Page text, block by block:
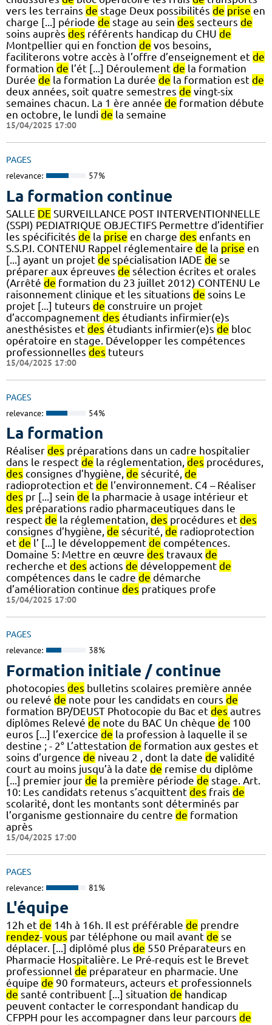
vers les terrains de stage Deux possibilités de prise en
charge [...] période de stage au sein des secteurs de
soins auprès des référents handicap du CHU de
Montpellier qui en fonction de vos besoins,
faciliterons votre accès à l’offre d’enseignement et de
formation de l’ét [...] Déroulement de la formation
Durée de la formation La durée de la formation est de
deux années, soit quatre semestres de vingt-six
semaines chacun. La 1 ère année de formation débute
en octobre, le lundi de la semaine
15/04/2025 17:00
PAGES
relevance: 57%
La formation continue
SALLE DE SURVEILLANCE POST INTERVENTIONNELLE
(SSPI) PEDIATRIQUE OBJECTIFS Permettre d’identifier
les spécificités de la prise en charge des enfants en
S.S.P.I. CONTENU Rappel réglementaire de la prise en
[...] ayant un projet de spécialisation IADE de se
préparer aux épreuves de sélection écrites et orales
(Arrêté de formation du 23 juillet 2012) CONTENU Le
raisonnement clinique et les situations de soins Le
projet [...] tuteurs de construire un projet
d’accompagnement des étudiants infirmier(e)s
anesthésistes et des étudiants infirmier(e)s de bloc
opératoire en stage. Développer les compétences
professionnelles des tuteurs
15/04/2025 17:00
PAGES
relevance: 54%
La formation
Réaliser des préparations dans un cadre hospitalier
dans le respect de la réglementation, des procédures,
des consignes d’hygiène, de sécurité, de
radioprotection et de l’environnement. C4 – Réaliser
des pr [...] sein de la pharmacie à usage intérieur et
des préparations radio pharmaceutiques dans le
respect de la réglementation, des procédures et des
consignes d’hygiène, de sécurité, de radioprotection
et de l’ [...] le développement de compétences.
Domaine 5: Mettre en œuvre des travaux de
recherche et des actions de développement de
compétences dans le cadre de démarche
d’amélioration continue des pratiques profe
15/04/2025 17:00
PAGES
relevance: 38%
Formation initiale / continue
photocopies des bulletins scolaires première année
ou relevé de note pour les candidats en cours de
formation BP/DEUST Photocopie du Bac et des autres
diplômes Relevé de note du BAC Un chèque de 100
euros [...] l’exercice de la profession à laquelle il se
destine ; - 2° L’attestation de formation aux gestes et
soins d’urgence de niveau 2 , dont la date de validité
court au moins jusqu’à la date de remise du diplôme
[...] premier jour de la première période de stage. Art.
10: Les candidats retenus s’acquittent des frais de
scolarité, dont les montants sont déterminés par
l’organisme gestionnaire du centre de formation
après
15/04/2025 17:00
PAGES
relevance: 81%
L'équipe
12h et de 14h à 16h. Il est préférable de prendre
rendez- vous par téléphone ou mail avant de se
déplacer. [...] diplômé plus de 550 Préparateurs en
Pharmacie Hospitalière. Le Pré-requis est le Brevet
professionnel de préparateur en pharmacie. Une
équipe de 90 formateurs, acteurs et professionnels
de santé contribuent [...] situation de handicap
peuvent contacter le correspondant handicap du
CFPPH pour les accompagner dans leur parcours de